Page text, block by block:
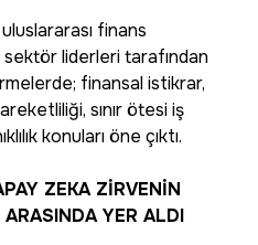
finans
sektör liderleri tarafından
finansal istikrar,
sınır ötesi iş
konuları öne çıktı.
ZEKA ZİRVENİN
YER ALDI